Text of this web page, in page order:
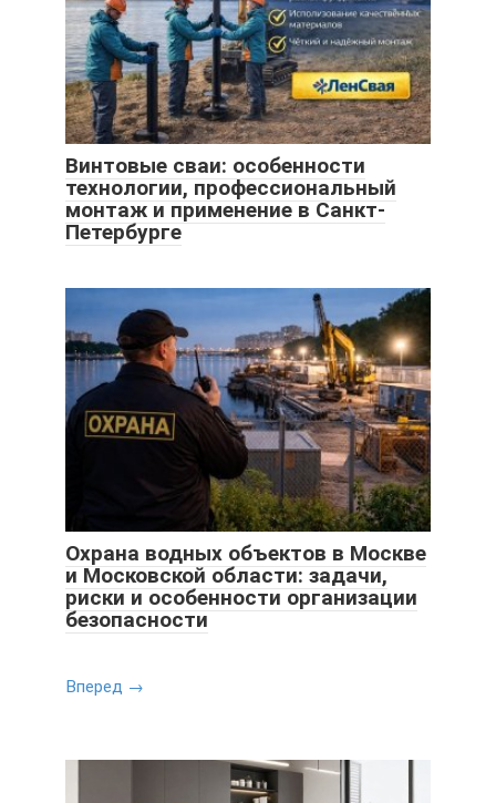
Винтовые сваи: особенности
технологии, профессиональный
монтаж и применение в Санкт-
Петербурге
Охрана водных объектов в Москве
и Московской области: задачи,
риски и особенности организации
безопасности
Вперед →